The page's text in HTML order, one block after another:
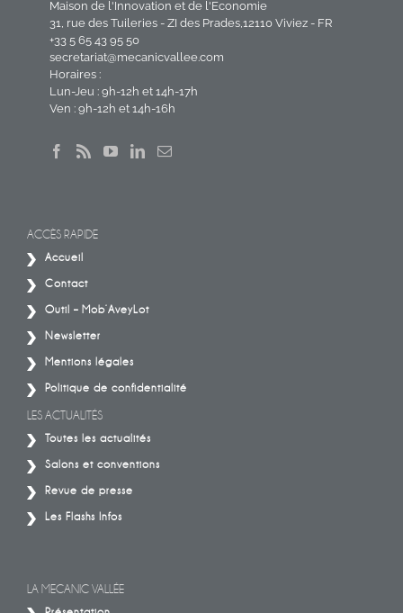
Maison de l'Innovation et de l'Economie
31, rue des Tuileries - ZI des Prades,12110 Viviez - FR
+33 5 65 43 95 50
secretariat@mecanicvallee.com
Horaires :
Lun-Jeu : 9h-12h et 14h-17h
Ven : 9h-12h et 14h-16h
ACCÈS RAPIDE
Accueil
Contact
Outil – Mob’AveyLot
Newsletter
Mentions légales
Politique de confidentialité
LES ACTUALITÉS
Toutes les actualités
Salons et conventions
Revue de presse
Les Flashs Infos
LA MECANIC VALLÉE